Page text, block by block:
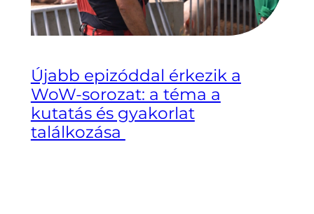
Újabb epizóddal érkezik a
WoW-sorozat: a téma a
kutatás és gyakorlat
találkozása